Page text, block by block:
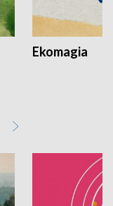
Ekomagia